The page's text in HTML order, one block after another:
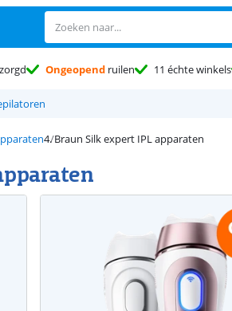
Ongeopend ruilen 11 échte winkels
Braun Silk expert IPL apparaten